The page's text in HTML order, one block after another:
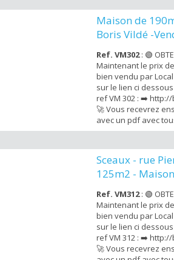
rénover sur un
pas du futur tramway
commerces du
Maison de
Boris Vildé -
Ref. VM302: 🟢
Maintenant le prix
bien vendu par
sur le lien ci
ref VM 302 : ➡️ http://
🚀 Vous recevrez
avec un pdf avec
bien vendu . Local
sol ( 189m2
garage sur un terrain
à quelques...
Sceaux - rue
125m2 - Maison
Ref. VM312: 🟢
Maintenant le prix
bien vendu par
sur le lien ci
ref VM 312 : ➡️ http://
🚀 Vous recevrez